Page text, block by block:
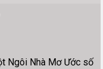
Ngôi Nhà Mơ Ước số